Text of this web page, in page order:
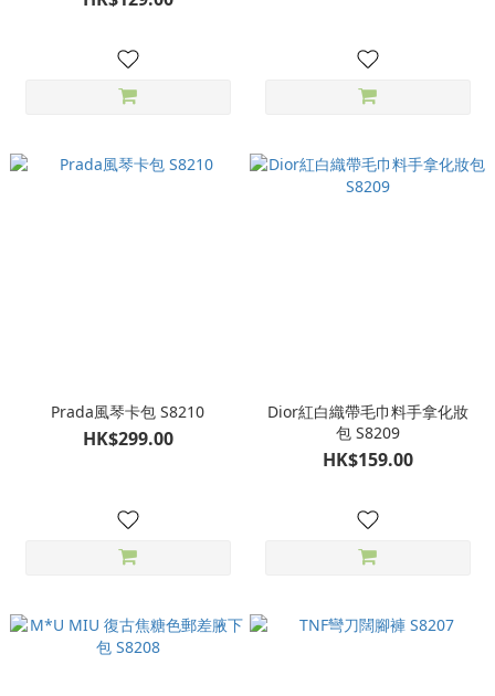
Prada風琴卡包 S8210
HK$299.00
Dior紅白織帶毛巾料手拿化妝
包 S8209
HK$159.00